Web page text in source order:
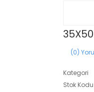
(0)
Kategori
Stok Kodu